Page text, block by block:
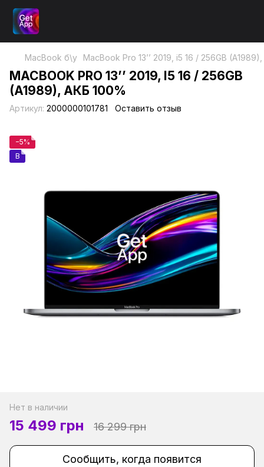
MacBook б\у MacBook Pro 13’’ 2019, i5 16 / 256GB
MACBOOK PRO 13’’ 2019, I5 16 / 256GB
(A1989), АКБ 100%
Артикул: 2000000101781 Оставить отзыв
−5%
B
Нет в наличии
15 499 грн 16 299 грн
Сообщить, когда появится